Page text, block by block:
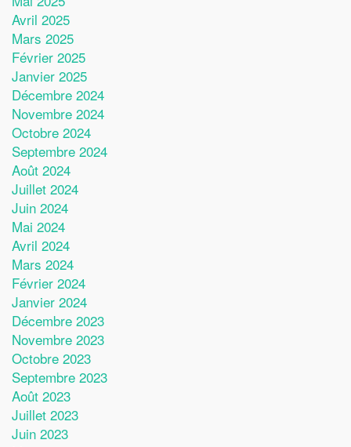
Avril 2025
Mars 2025
Février 2025
Janvier 2025
Décembre 2024
Novembre 2024
Octobre 2024
Septembre 2024
Août 2024
Juillet 2024
Juin 2024
Mai 2024
Avril 2024
Mars 2024
Février 2024
Janvier 2024
Décembre 2023
Novembre 2023
Octobre 2023
Septembre 2023
Août 2023
Juillet 2023
Juin 2023